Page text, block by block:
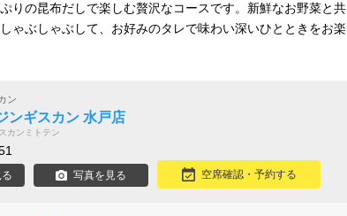
りの昆布だしで楽しむ贅沢なコースです。新鮮なお野菜と共
ゃぶしゃぶして、お好みのタレで味わい深いひとときをお楽
ン
ンギスカン 水戸店
カンミトテン
写真を見る 空席確認・予約する